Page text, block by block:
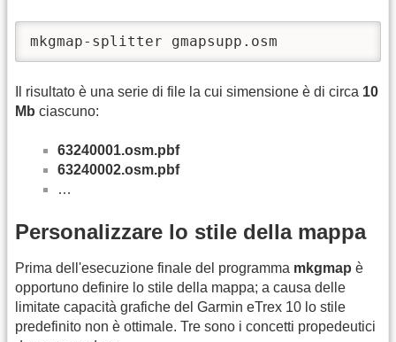
mkgmap-splitter gmapsupp.osm
Il risultato è una serie di file la cui simensione è di circa 10
Mb ciascuno:
63240001.osm.pbf
63240002.osm.pbf
…
Personalizzare lo stile della mappa
Prima dell'esecuzione finale del programma mkgmap è
opportuno definire lo stile della mappa; a causa delle
limitate capacità grafiche del Garmin eTrex 10 lo stile
predefinito non è ottimale. Tre sono i concetti propedeutici